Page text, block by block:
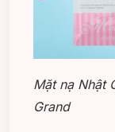
Mặt nạ Nhật
Grand